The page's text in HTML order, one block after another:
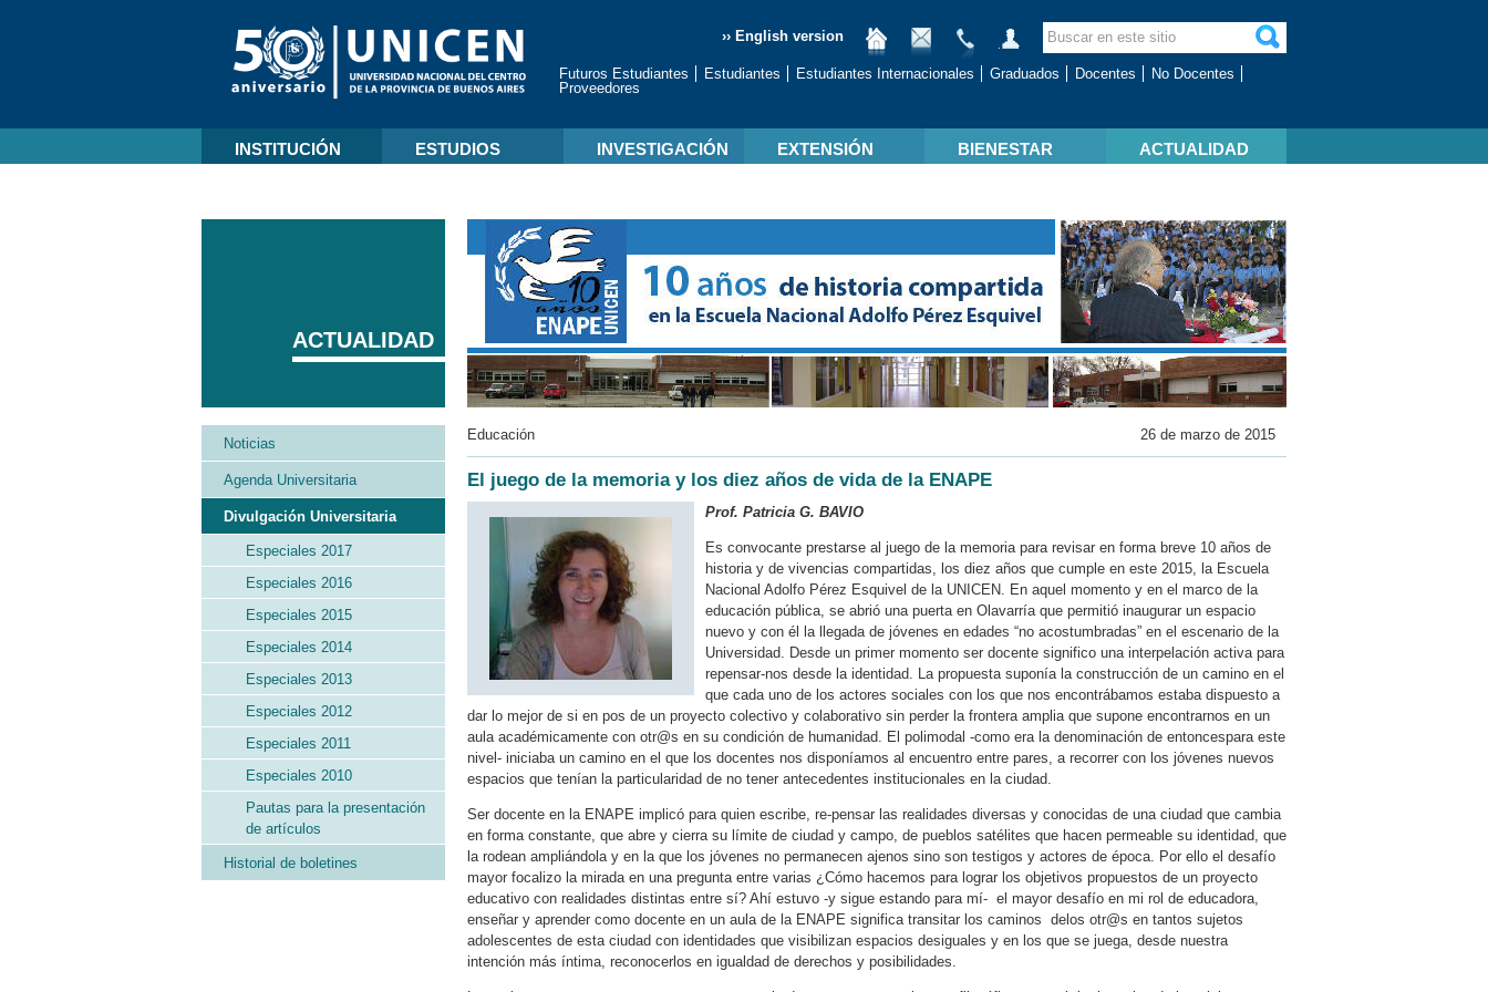
›› English version
Futuros Estudiantes Estudiantes Estudiantes Internacionales Graduados Docentes
No Docentes
Proveedores
INSTITUCIÓN ESTUDIOS INVESTIGACIÓN EXTENSIÓN BIENESTAR ACTUALIDAD
Educación 26 de marzo de 2015
El juego de la memoria y los diez años de vida de la ENAPE
Prof. Patricia G. BAVIO
Es convocante prestarse al juego de la memoria para revisar en forma breve 10 años de
historia y de vivencias compartidas, los diez años que cumple en este 2015, la Escuela
Nacional Adolfo Pérez Esquivel de la UNICEN. En aquel momento y en el marco de la
educación pública, se abrió una puerta en Olavarría que permitió inaugurar un espacio
nuevo y con él la llegada de jóvenes en edades “no acostumbradas” en el escenario de la
Universidad. Desde un primer momento ser docente significo una interpelación activa para
repensar-nos desde la identidad. La propuesta suponía la construcción de un camino en el
que cada uno de los actores sociales con los que nos encontrábamos estaba dispuesto a
dar lo mejor de si en pos de un proyecto colectivo y colaborativo sin perder la frontera amplia que supone encontrarnos en un
aula académicamente con otr@s en su condición de humanidad. El polimodal -como era la denominación de entoncespara este
nivel- iniciaba un camino en el que los docentes nos disponíamos al encuentro entre pares, a recorrer con los jóvenes nuevos
espacios que tenían la particularidad de no tener antecedentes institucionales en la ciudad.
Ser docente en la ENAPE implicó para quien escribe, re-pensar las realidades diversas y conocidas de una ciudad que cambia
en forma constante, que abre y cierra su límite de ciudad y campo, de pueblos satélites que hacen permeable su identidad, que
la rodean ampliándola y en la que los jóvenes no permanecen ajenos sino son testigos y actores de época. Por ello el desafío
mayor focalizo la mirada en una pregunta entre varias ¿Cómo hacemos para lograr los objetivos propuestos de un proyecto
educativo con realidades distintas entre sí? Ahí estuvo -y sigue estando para mí- el mayor desafío en mi rol de educadora,
enseñar y aprender como docente en un aula de la ENAPE significa transitar los caminos delos otr@s en tantos sujetos
adolescentes de esta ciudad con identidades que visibilizan espacios desiguales y en los que se juega, desde nuestra
intención más íntima, reconocerlos en igualdad de derechos y posibilidades.
ACTUALIDAD
Noticias
Agenda Universitaria
Divulgación Universitaria
Especiales 2017
Especiales 2016
Especiales 2015
Especiales 2014
Especiales 2013
Especiales 2012
Especiales 2011
Especiales 2010
Pautas para la presentación
de artículos
Historial de boletines